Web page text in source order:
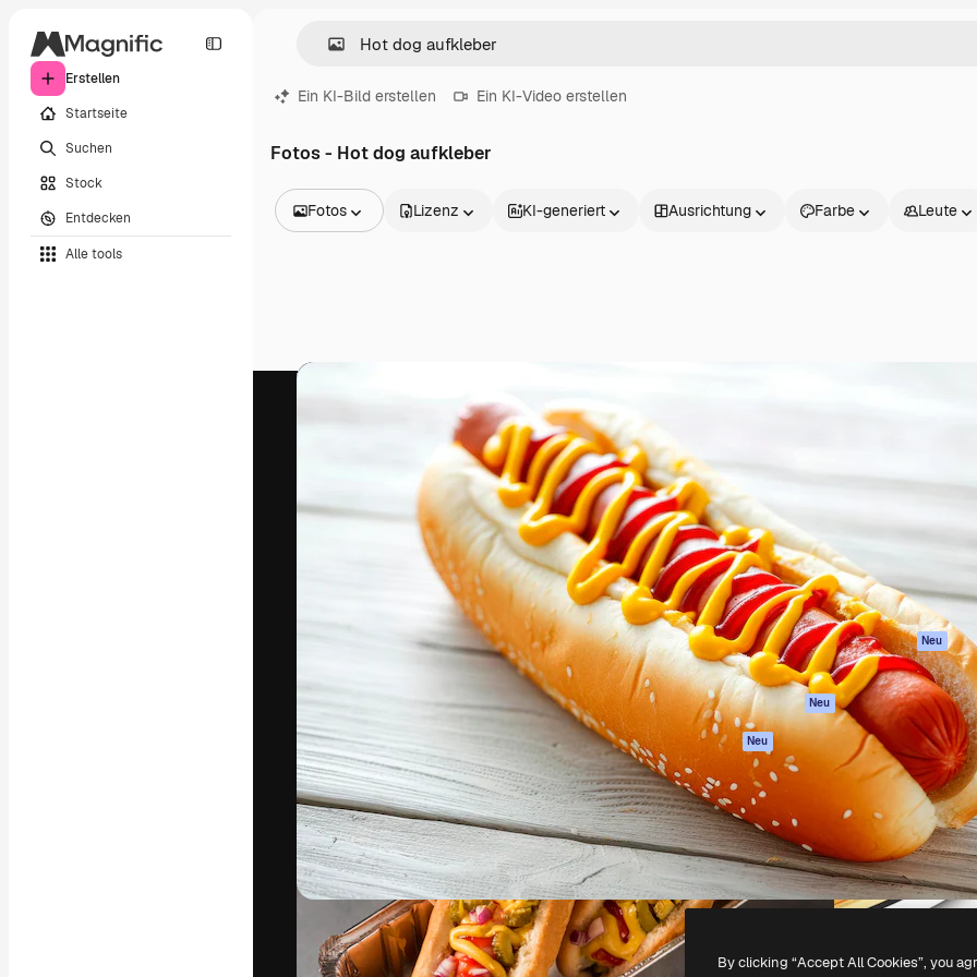
Erstellen
Startseite
Suchen
Stock
Entdecken
Alle tools
Ein KI-Bild erstellen Ein KI-Video erstellen
Fotos - Hot dog aufkleber
Fotos
Videos
Videovorlagen
Lizenz KI-generiert Ausrichtung Farbe Leute
Die kreative Plattform, um deine beste
Arbeit zu verwirklichen. Mehr als 1 Million
Abonnenten unter Kreativen, Unternehmen,
Agenturen und Studios.
Deutsch
Produkte
Spaces
KI-Assistent
KI-Bildgenerator
KI-Videogenerator
KI-
Stimmengenerator
Stock-Inhalte
MCP für
Claude/ChatGPT
Neu
Agenten Neu
API
Mobile App
Alle Magnific-Tools
AGB
Originale Neu
Cookie-Richtlinie
Partner
Unternehmen
Copyright © 2010-2026Freepik Company S.L.U. Alle Rechte vorbehalten.
By clicking “Accept All Cookies”, you